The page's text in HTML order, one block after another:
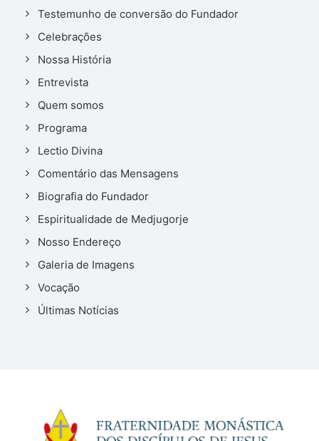
Testemunho de conversão do Fundador
Celebrações
Nossa História
Entrevista
Quem somos
Programa
Lectio Divina
Comentário das Mensagens
Biografia do Fundador
Espiritualidade de Medjugorje
Nosso Endereço
Galeria de Imagens
Vocação
Últimas Notícias